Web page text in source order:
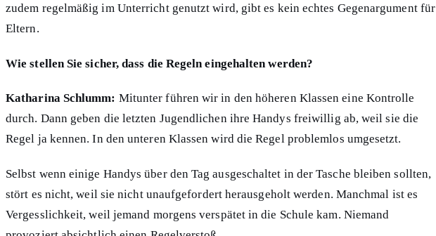
zudem regelmäßig im Unterricht genutzt wird, gibt es kein echtes Gegenargument für
Eltern.
Wie stellen Sie sicher, dass die Regeln eingehalten werden?
Katharina Schlumm: Mitunter führen wir in den höheren Klassen eine Kontrolle
durch. Dann geben die letzten Jugendlichen ihre Handys freiwillig ab, weil sie die
Regel ja kennen. In den unteren Klassen wird die Regel problemlos umgesetzt.
Selbst wenn einige Handys über den Tag ausgeschaltet in der Tasche bleiben sollten,
stört es nicht, weil sie nicht unaufgefordert herausgeholt werden. Manchmal ist es
Vergesslichkeit, weil jemand morgens verspätet in die Schule kam. Niemand